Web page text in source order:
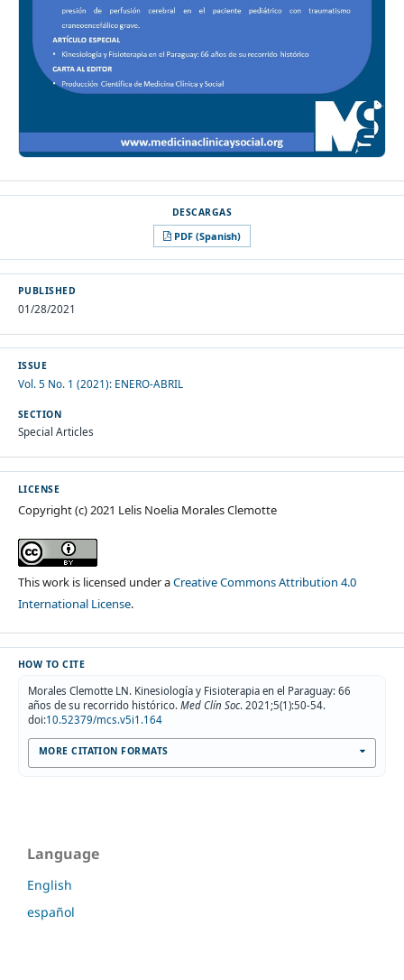
PDF (Spanish)
PUBLISHED
01/28/2021
ISSUE
Vol. 5 No. 1 (2021): ENERO-ABRIL
SECTION
Special Articles
LICENSE
Copyright (c) 2021 Lelis Noelia Morales Clemotte
This work is licensed under aCreative Commons Attribution 4.0
International License.
HOW TO CITE
Morales Clemotte LN. Kinesiología y Fisioterapia en el Paraguay: 66
años de su recorrido histórico.Med Clín Soc. 2021;5(1):50-54.
doi:10.52379/mcs.v5i1.164
MORE CITATION FORMATS
Language
English
español